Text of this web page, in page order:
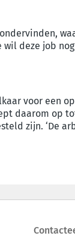
deze job
voor een
daarom
zijn. ‘De